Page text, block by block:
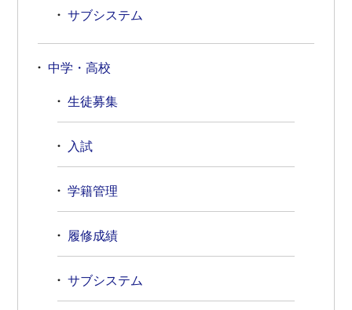
サブシステム
中学・高校
生徒募集
入試
学籍管理
履修成績
サブシステム